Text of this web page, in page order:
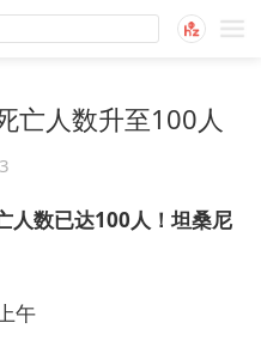
亡人数升至100人
人数已达100人！坦桑尼
午